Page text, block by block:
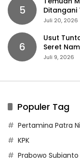
5
Ditangani
Juli 20, 2026
6
Usut
Seret
Juli 9, 2026
Populer Tag
Pertamina Patra
KPK
Prabowo Subianto